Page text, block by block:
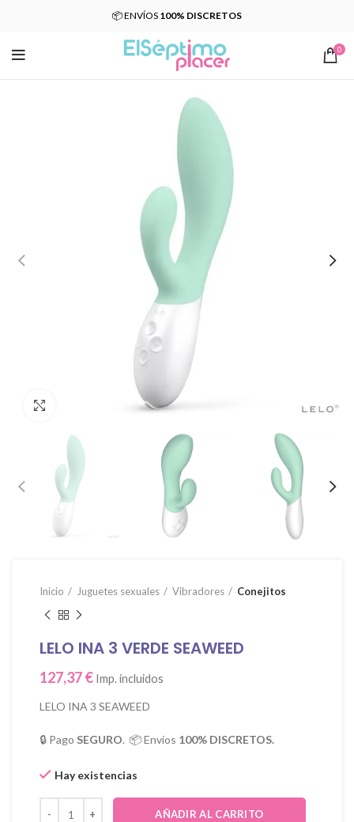
📦 ENVÍOS 100% DISCRETOS
0
Click para agrandar
Inicio Juguetes sexuales Vibradores Conejitos
LELO INA 3 VERDE SEAWEED
127,37€ Imp. incluidos
LELO INA 3 SEAWEED
🔒 Pago SEGURO. 📦 Envíos 100% DISCRETOS.
Hay existencias
AÑADIR AL CARRITO